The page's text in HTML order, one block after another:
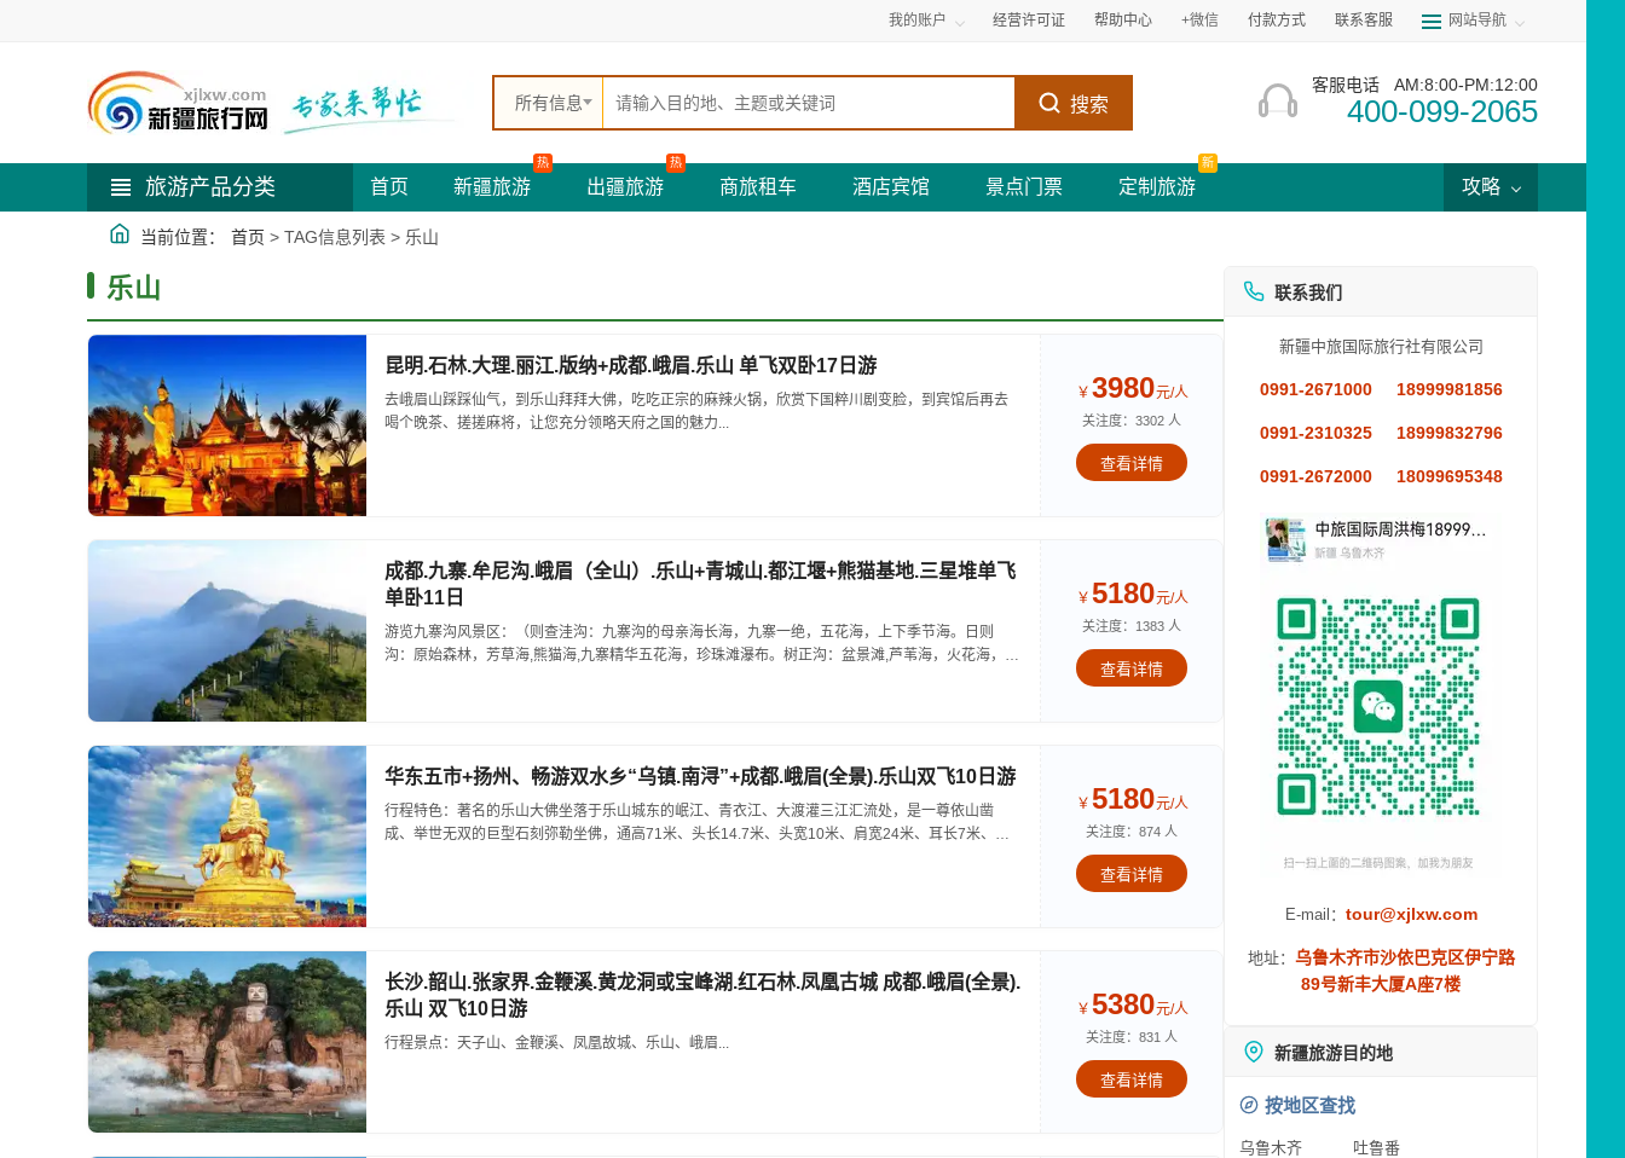
我的账户 经营许可证 帮助中心 +微信 付款方式 联系客服 网站导航
所有信息 搜索
客服电话 AM:8:00-PM:12:00
400-099-2065
旅游产品分类 首页 新疆旅游
热
出疆旅游
热
商旅租车 酒店宾馆 景点门票 定制旅游
新
攻略
当前位置： 首页 > TAG信息列表 > 乐山
乐山
昆明.石林.大理.丽江.版纳+成都.峨眉.乐山 单飞双卧17日游
去峨眉山踩踩仙气，到乐山拜拜大佛，吃吃正宗的麻辣火锅，欣赏下国粹川剧变脸，到宾馆后再去
喝个晚茶、搓搓麻将，让您充分领略天府之国的魅力...
￥ 3980元/人
关注度：3302 人
查看详情
成都.九寨.牟尼沟.峨眉（全山）.乐山+青城山.都江堰+熊猫基地.三星堆单飞
单卧11日
游览九寨沟风景区：（则查洼沟：九寨沟的母亲海长海，九寨一绝，五花海，上下季节海。日则
沟：原始森林，芳草海,熊猫海,九寨精华五花海，珍珠滩瀑布。树正沟：盆景滩,芦苇海，火花海，卧
￥ 5180元/人
关注度：1383 人
查看详情
华东五市+扬州、畅游双水乡“乌镇.南浔”+成都.峨眉(全景).乐山双飞10日游
行程特色：著名的乐山大佛坐落于乐山城东的岷江、青衣江、大渡灌三江汇流处，是一尊依山凿
成、举世无双的巨型石刻弥勒坐佛，通高71米、头长14.7米、头宽10米、肩宽24米、耳长7米、脚
￥ 5180元/人
关注度：874 人
查看详情
长沙.韶山.张家界.金鞭溪.黄龙洞或宝峰湖.红石林.凤凰古城 成都.峨眉(全景).
乐山 双飞10日游
行程景点：天子山、金鞭溪、凤凰故城、乐山、峨眉...
￥ 5380元/人
关注度：831 人
查看详情
联系我们
新疆中旅国际旅行社有限公司
0991-2671000 18999981856
0991-2310325 18999832796
0991-2672000 18099695348
E-mail： tour@xjlxw.com
地址： 乌鲁木齐市沙依巴克区伊宁路
89号新丰大厦A座7楼
新疆旅游目的地
按地区查找
乌鲁木齐
吐鲁番